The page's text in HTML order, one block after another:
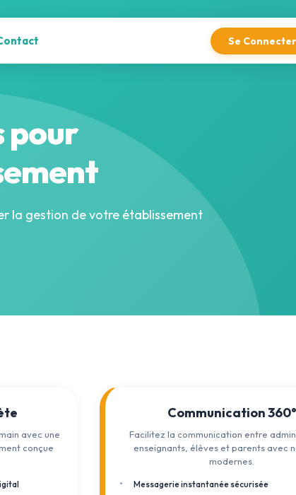
Se
pour
la gestion de votre établissement
avec une
conçue
Communication 360°
Facilitez la communication entre
enseignants, élèves et parents avec
modernes.
Messagerie instantanée sécurisée